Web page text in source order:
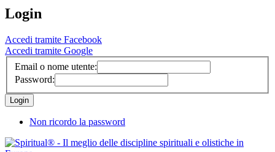
Login
Accedi tramite Facebook
Accedi tramite Google
Email o nome utente:
Password:
Non ricordo la password